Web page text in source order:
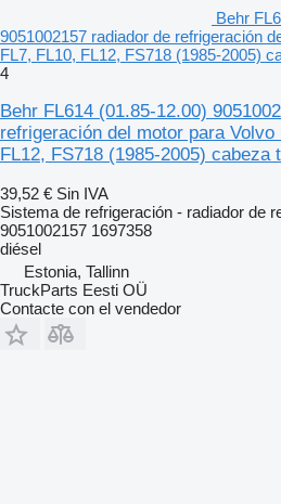
Behr
9051002157 radiador de refrigeración
FL7, FL10, FL12, FS718 (1985-2005)
4
Behr FL614 (01.85-12.00)
refrigeración del motor para Volvo
FL12, FS718 (1985-2005) cabeza
39,52 € Sin IVA
Sistema de refrigeración - radiador de
9051002157 1697358
diésel
Estonia, Tallinn
TruckParts Eesti OÜ
Contacte con el vendedor